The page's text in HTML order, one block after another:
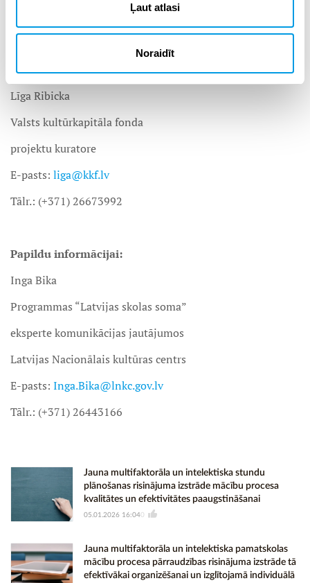
Ļaut atlasi
Noraidīt
Nacionālais kultūras centrs.
Jautājumiem par konkursu:
Līga Ribicka
Valsts kultūrkapitāla fonda
projektu kuratore
E-pasts: liga@kkf.lv
Tālr.: (+371) 26673992
Papildu informācijai:
Inga Bika
Programmas “Latvijas skolas soma”
eksperte komunikācijas jautājumos
Latvijas Nacionālais kultūras centrs
E-pasts: Inga.Bika@lnkc.gov.lv
Tālr.: (+371) 26443166
Jauna multifaktorāla un intelektiska stundu
plānošanas risinājuma izstrāde mācību procesa
kvalitātes un efektivitātes paaugstināšanai
05.01.2026 16:040
Jauna multifaktorāla un intelektiska pamatskolas
mācību procesa pārraudzības risinājuma izstrāde tā
efektīvākai organizēšanai un izglītojamā individuālā